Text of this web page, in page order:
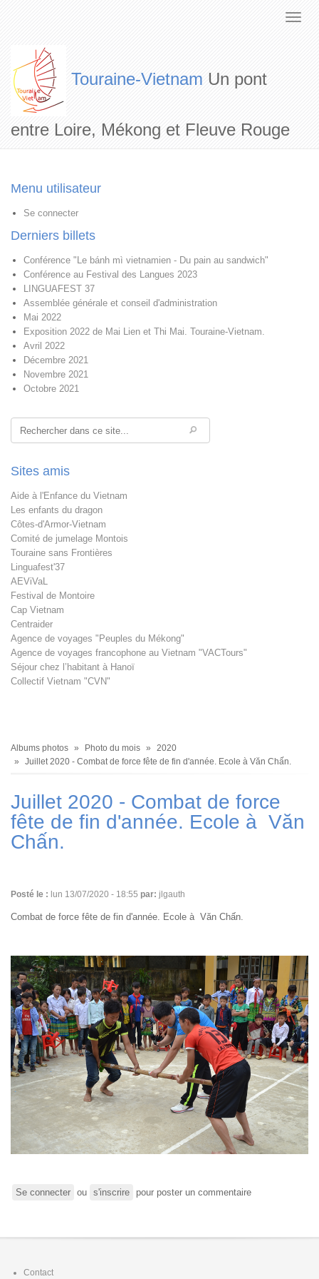
Touraine-Vietnam Un pont
entre Loire, Mékong et Fleuve Rouge
Menu utilisateur
Se connecter
Derniers billets
Conférence "Le bánh mì vietnamien - Du pain au sandwich"
Conférence au Festival des Langues 2023
LINGUAFEST 37
Assemblée générale et conseil d'administration
Mai 2022
Exposition 2022 de Mai Lien et Thi Mai. Touraine-Vietnam.
Avril 2022
Décembre 2021
Novembre 2021
Octobre 2021
Rechercher
Sites amis
Aide à l'Enfance du Vietnam
Les enfants du dragon
Côtes-d'Armor-Vietnam
Comité de jumelage Montois
Touraine sans Frontières
Linguafest'37
AEViVaL
Festival de Montoire
Cap Vietnam
Centraider
Agence de voyages "Peuples du Mékong"
Agence de voyages francophone au Vietnam "VACTours"
Séjour chez l’habitant à Hanoï
Collectif Vietnam "CVN"
Fil
d'Ariane
Albums photos Photo du mois
2020
Juillet 2020 - Combat de force fête de fin d'année. Ecole à Văn Chấn.
Juillet 2020 - Combat de force
fête de fin d'année. Ecole à Văn
Chấn.
Posté le : lun 13/07/2020 - 18:55 par: jlgauth
Combat de force fête de fin d'année. Ecole à Văn Chấn.
Se connecter ou s'inscrire pour poster un commentaire
Footer
Contact